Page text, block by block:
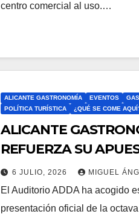
centro comercial al uso.…
ALICANTE GASTRONOMÍA EVENTOS
POLÍTICA TURÍSTICA
¿QUÉ SE COME
ALICANTE
REFUERZA SU
TURISMO
6 JULIO, 2026 MIGUEL
El Auditorio ADDA ha acogido
presentación oficial de la